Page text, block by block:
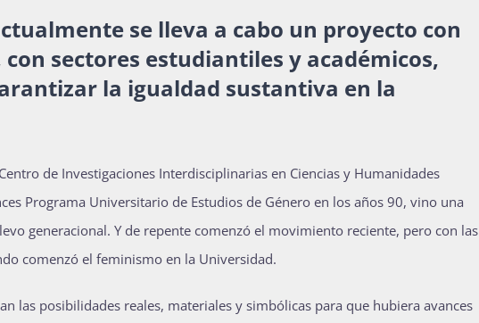
se lleva a cabo un proyecto con
sectores estudiantiles y académicos,
la igualdad sustantiva en la
de Investigaciones Interdisciplinarias en Ciencias y Humanidades
Programa Universitario de Estudios de Género en los años 90, vino una
generacional. Y de repente comenzó el movimiento reciente, pero con las
comenzó el feminismo en la Universidad.
las posibilidades reales, materiales y simbólicas para que hubiera avances